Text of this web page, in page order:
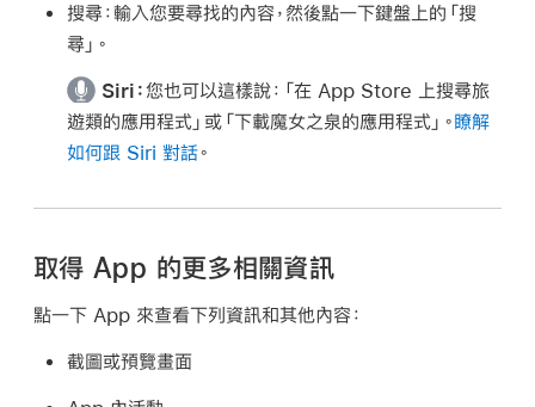
搜尋：輸入您要尋找的內容，然後點一下鍵盤上的「搜
尋」。
Siri：您也可以這樣說： 「在 App Store 上搜尋旅
遊類的應用程式」或 「下載魔女之泉的應用程式」 。瞭解
如何跟 Siri 對話。
取得 App 的更多相關資訊
點一下 App 來查看下列資訊和其他內容：
截圖或預覽畫面